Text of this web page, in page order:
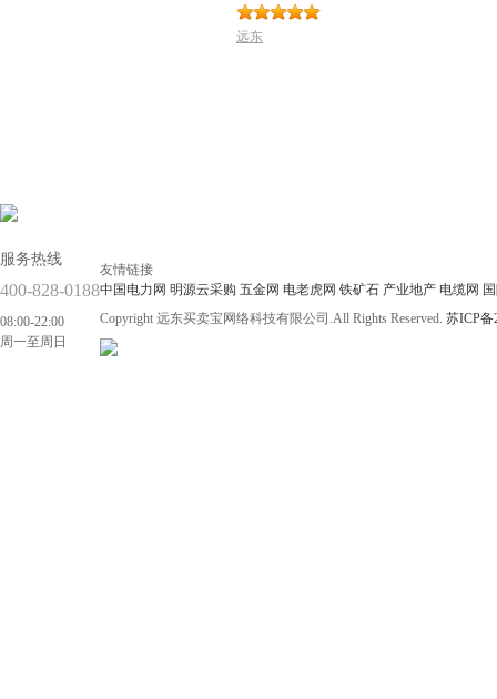
远东
服务热线
400-828-0188
08:00-22:00
周一至周日
友情链接
中国电力网 明源云采购 五金网 电老虎网 铁矿石 产业地产 电缆网
Copyright 远东买卖宝网络科技有限公司.All Rights Reserved. 苏ICP备